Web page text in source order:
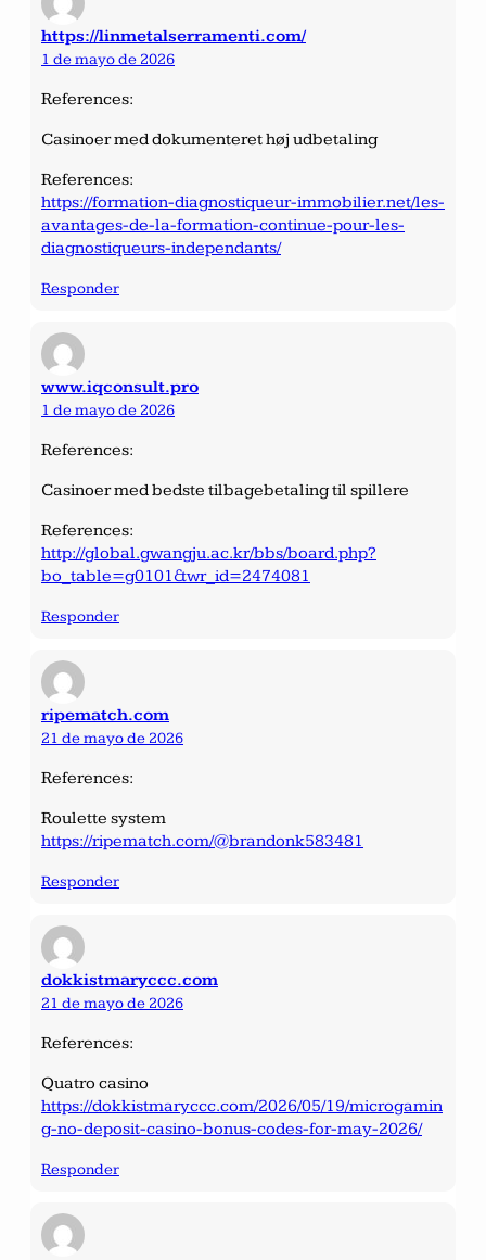
https://linmetalserramenti.com/
1 de mayo de 2026
References:
Casinoer med dokumenteret høj udbetaling
References:
https://formation-diagnostiqueur-immobilier.net/les-
avantages-de-la-formation-continue-pour-les-
diagnostiqueurs-independants/
Responder
www.iqconsult.pro
1 de mayo de 2026
References:
Casinoer med bedste tilbagebetaling til spillere
References:
http://global.gwangju.ac.kr/bbs/board.php?
bo_table=g0101&wr_id=2474081
Responder
ripematch.com
21 de mayo de 2026
References:
Roulette system
https://ripematch.com/@brandonk583481
Responder
dokkistmaryccc.com
21 de mayo de 2026
References:
Quatro casino
https://dokkistmaryccc.com/2026/05/19/microgamin
g-no-deposit-casino-bonus-codes-for-may-2026/
Responder